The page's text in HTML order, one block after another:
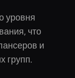
уровня
что
и
групп.